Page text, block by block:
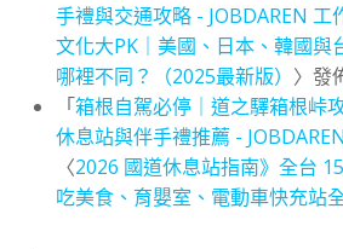
手禮與交通攻略 - JOBDAREN 工
文化大PK｜美國、日本、韓國與
哪裡不同？（2025最新版） 〉發
「箱根自駕必停｜道之驛箱根峠
休息站與伴手禮推薦 -
〈2026 國道休息站指南》全台
吃美食、育嬰室、電動車快充站